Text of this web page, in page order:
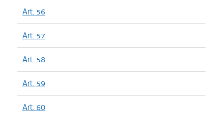
Art. 56
Art. 57
Art. 58
Art. 59
Art. 60